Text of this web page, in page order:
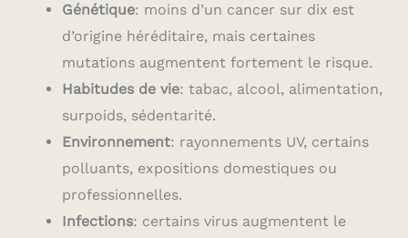
Génétique: moins d’un cancer sur dix est
d’origine héréditaire, mais certaines
mutations augmentent fortement le risque.
Habitudes de vie: tabac, alcool, alimentation,
surpoids, sédentarité.
Environnement: rayonnements UV, certains
polluants, expositions domestiques ou
professionnelles.
Infections: certains virus augmentent le